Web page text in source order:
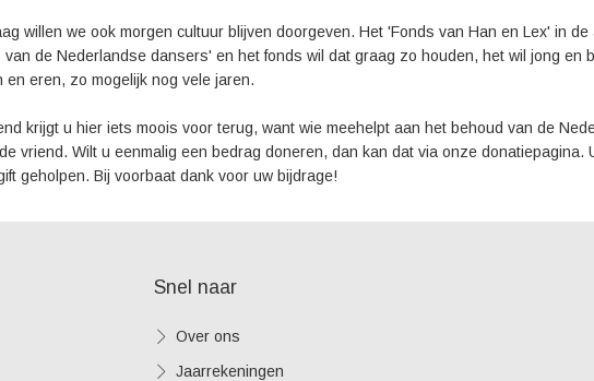
willen we ook morgen cultuur blijven doorgeven. Het 'Fonds van Han en Lex' in
van de Nederlandse dansers' en het fonds wil dat graag zo houden, het wil jong en
en eren, zo mogelijk nog vele jaren.
krijgt u hier iets moois voor terug, want wie meehelpt aan het behoud van de
vriend. Wilt u eenmalig een bedrag doneren, dan kan dat via onze donatiepagina.
geholpen. Bij voorbaat dank voor uw bijdrage!
Snel naar
Over ons
Jaarrekeningen